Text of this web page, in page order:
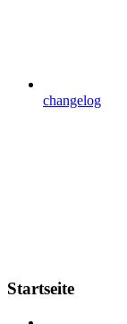
changelog
Startseite